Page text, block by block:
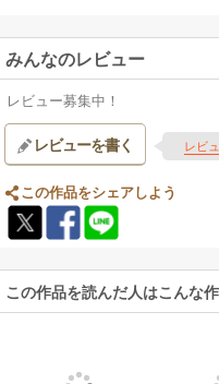
みんなのレビュー
レビュー募集中！
レビューを書く レビ
この作品をシェアしよう
この作品を読んだ人はこんな